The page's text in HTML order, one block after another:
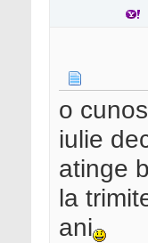
o
iulie
atinge
la
ani